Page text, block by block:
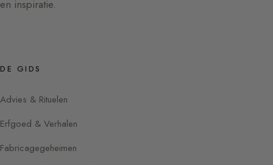
en inspiratie.
DE GIDS
Advies & Rituelen
Erfgoed & Verhalen
Fabricagegeheimen